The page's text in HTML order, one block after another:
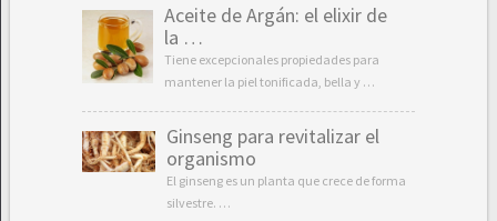
Aceite de Argán: el elixir de
la …
Tiene excepcionales propiedades para
mantener la piel tonificada, bella y …
Ginseng para revitalizar el
organismo
El ginseng es un planta que crece de forma
silvestre. …